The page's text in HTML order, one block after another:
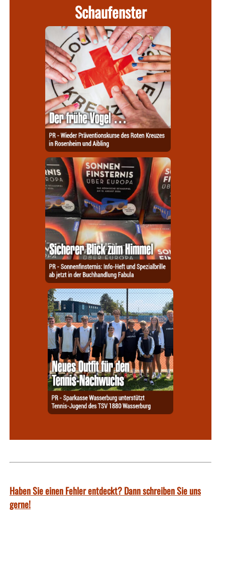
Schaufenster
Haben Sie einen Fehler entdeckt? Dann schreiben Sie uns
gerne!